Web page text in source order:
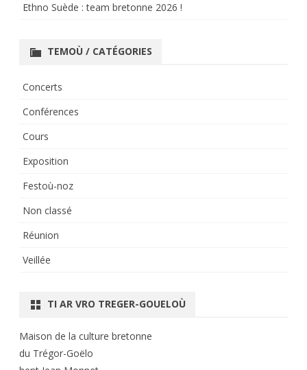
Ethno Suède : team bretonne 2026 !
TEMOÙ / CATÉGORIES
Concerts
Conférences
Cours
Exposition
Festoù-noz
Non classé
Réunion
Veillée
TI AR VRO TREGER-GOUELOÙ
Maison de la culture bretonne
du Trégor-Goëlo